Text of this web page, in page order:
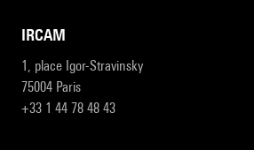
IRCAM
1, place Igor-Stravinsky
75004 Paris
+33 1 44 78 48 43